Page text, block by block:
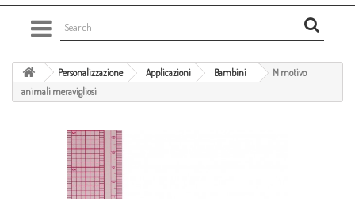
Personalizzazione Applicazioni Bambini
M motivo
animali meravigliosi